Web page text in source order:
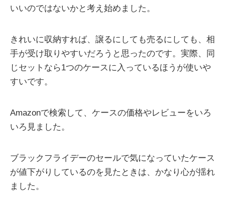
いいのではないかと考え始めました。
きれいに収納すれば、譲るにしても売るにしても、相
手が受け取りやすいだろうと思ったのです。実際、同
じセットなら1つのケースに入っているほうが使いや
すいです。
Amazonで検索して、ケースの価格やレビューをいろ
いろ見ました。
ブラックフライデーのセールで気になっていたケース
が値下がりしているのを見たときは、かなり心が揺れ
ました。